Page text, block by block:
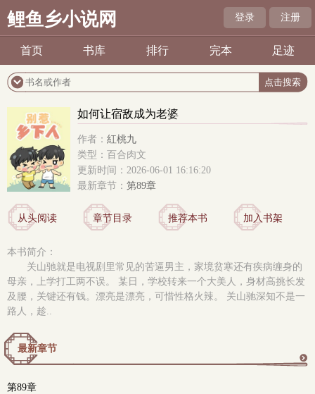
鲤鱼乡小说网 登录 注册
首页 书库 排行 完本 足迹
如何让宿敌成为老婆
作者： 紅桃九
类型：百合肉文
更新时间：2026-06-01 16:16:20
最新章节： 第89章
从头阅读 章节目录 推荐本书 加入书架
本书简介：
关山驰就是电视剧里常见的苦逼男主，家境贫寒还有疾病缠身的
母亲，上学打工两不误。 某日，学校转来一个大美人，身材高挑长发
及腰，关键还有钱。漂亮是漂亮，可惜性格火辣。 关山驰深知不是一
路人，趁..
最新章节
第89章